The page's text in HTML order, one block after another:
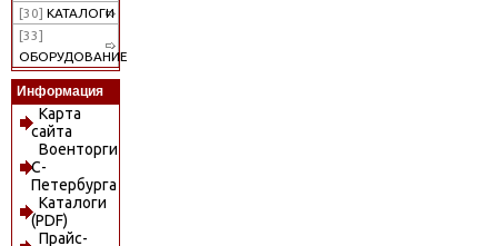
[30] КАТАЛОГИ
[33]
ОБОРУДОВАНИЕ
Информация
Карта
сайта
Военторги
С-
Петербурга
Каталоги
(PDF)
Прайс-